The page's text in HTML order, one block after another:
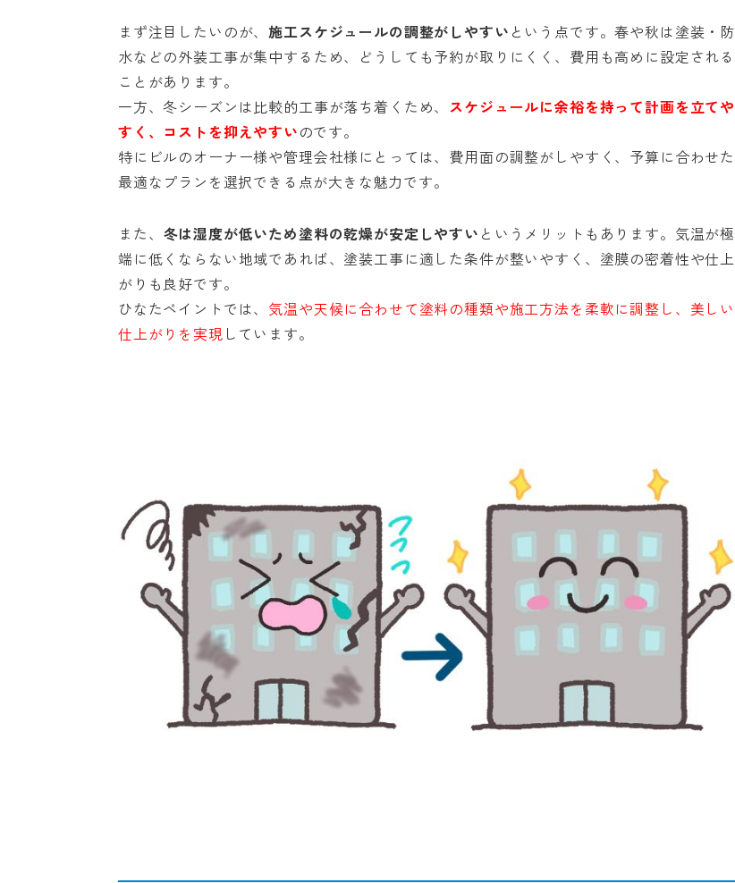
まず注目したいのが、施工スケジュールの調整がしやすい という点です。春や秋は塗装・防
水などの外装工事が集中するため、どうしても予約が取りにくく、費用も高めに設定される
ことがあります。
一方、冬シーズンは比較的工事が落ち着くため、 スケジュールに余裕を持って計画を立てや
すく、コストを抑えやすいのです。
特にビルのオーナー様や管理会社様にとっては、費用面の調整がしやすく、予算に合わせた
最適なプランを選択できる点が大きな魅力です。
また、 冬は湿度が低いため塗料の乾燥が安定しやすい というメリットもあります。気温が極
端に低くならない地域であれば、塗装工事に適した条件が整いやすく、塗膜の密着性や仕上
がりも良好です。
ひなたペイントでは、 気温や天候に合わせて塗料の種類や施工方法を柔軟に調整し、美しい
仕上がりを実現 しています。